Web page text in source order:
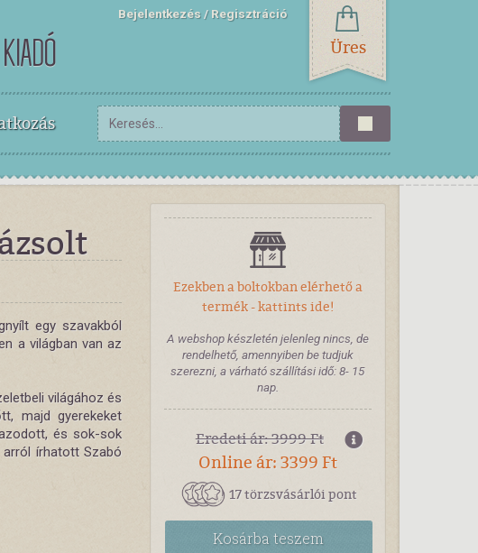
KIADÓ
Bejelentkezés Regisztráció
Üres
egy szavakból
a világban van az
világához és
majd gyerekeket
és sok-sok
írhatott Szabó
Ezekben a boltokban elérhető a
termék - kattints ide!
A webshop készletén jelenleg nincs, de
rendelhető, amennyiben be tudjuk
szerezni, a várható szállítási idő: 8- 15
nap.
Eredeti ár: 3999 Ft
Online ár: 3399 Ft
17 törzsvásárlói pont
Kosárbateszem